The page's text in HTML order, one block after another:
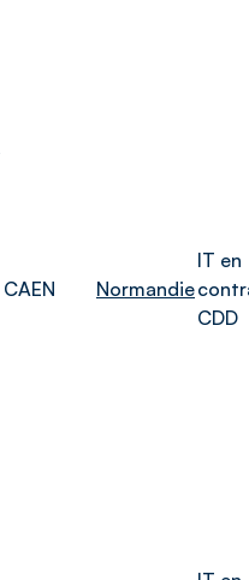
CAEN Normandie
IT en
CDD